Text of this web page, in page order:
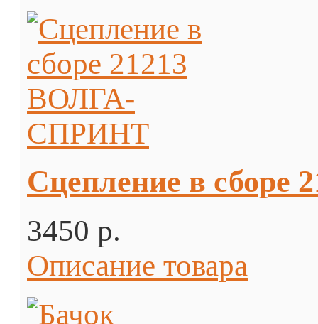
Сцепление в
3450 p.
Описание товара